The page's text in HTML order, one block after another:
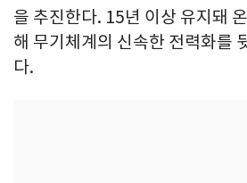
을 추진한다. 15년 이상 유지돼
해 무기체계의 신속한 전력화를
다.